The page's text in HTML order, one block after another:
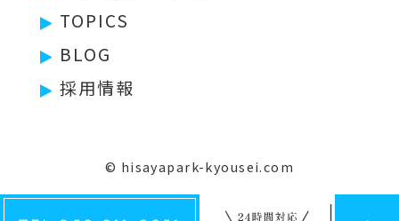
TOPICS
BLOG
採用情報
© hisayapark-kyousei.com